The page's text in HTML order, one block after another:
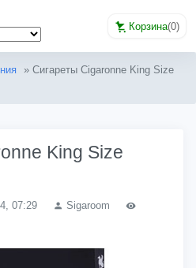
Корзина(0)
» Сигареты Cigaronne King Size
King Size
07:29
Sigaroom